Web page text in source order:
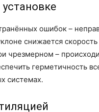
ошибок –
снижается
чрезмерном –
герметичность
системах.